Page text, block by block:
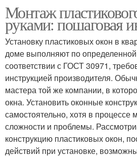
Монтаж
руками: пошаговая
Установку пластиковых окон в
доме выполняют по определенной
соответствии с ГОСТ 30971,
инструкцией производителя.
мастера той же компании, в
окна. Установить оконные
самостоятельно, хотя в процессе
сложности и проблемы.
конструкцию пластиковых окон,
действий при установке,